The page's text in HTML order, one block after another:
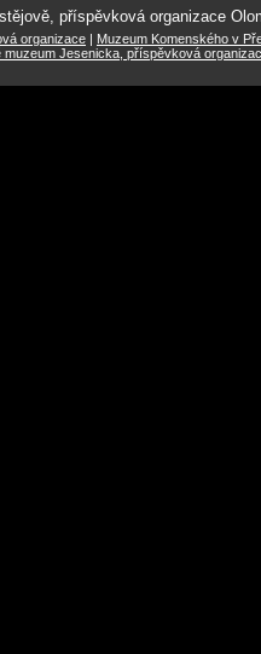
příspěvková organizace
organizace | Muzeum Komenského v
muzeum Jesenicka, příspěvková